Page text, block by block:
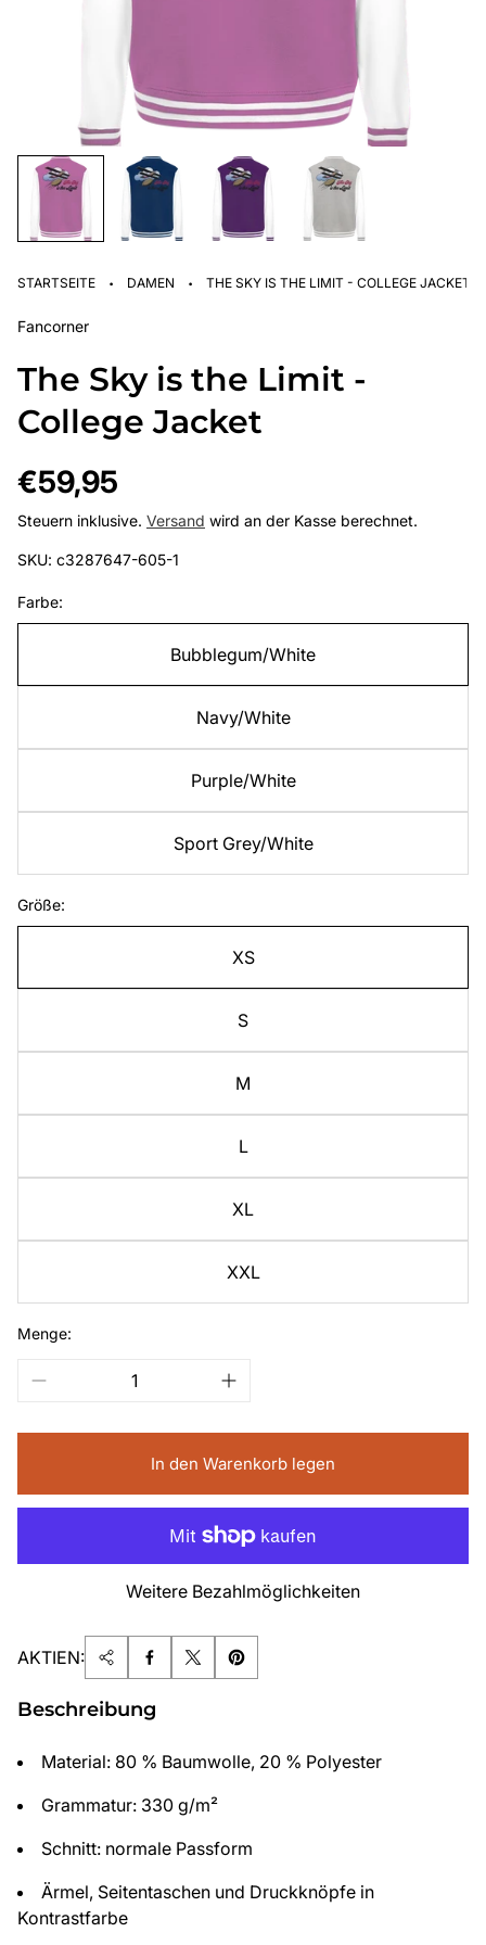
STARTSEITE · DAMEN · THE SKY IS THE LIMIT - COLLEGE JACKET
Fancorner
The Sky is the Limit -
College Jacket
Regulärer
Preis
€59,95
Steuern inklusive. Versand wird an der Kasse berechnet.
SKU: c3287647-605-1
Farbe:
Bubblegum/White
Navy/White
Purple/White
Sport Grey/White
Größe:
XS
S
M
L
XL
XXL
Menge:
In den Warenkorb legen
Weitere Bezahlmöglichkeiten
AKTIEN:
Beschreibung
Material: 80 % Baumwolle, 20 % Polyester
Grammatur: 330 g/m²
Schnitt: normale Passform
Ärmel, Seitentaschen und Druckknöpfe in
Kontrastfarbe